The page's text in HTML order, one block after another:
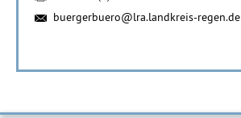
buergerbuero@lra.landkreis-regen.de